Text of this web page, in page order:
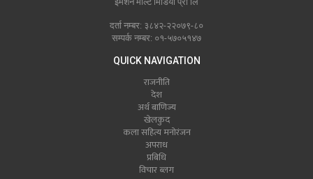
दर्ता नम्बर: ३८४२-२२०७९-८०
सम्पर्क नम्बर: ०१-५७०५१४७
QUICK NAVIGATION
राजनीति
देश
अर्थ बाणिज्य
खेलकुद
कला सहित्य मनोरंजन
अपराध
प्रबिधि
विचार ब्लग